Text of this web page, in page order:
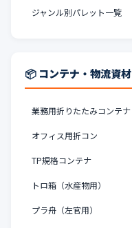
ジャンル別パレット一覧
📦 コンテナ・物流資材
業務用折りたたみコンテナ
オフィス用折コン
TP規格コンテナ
トロ箱（水産物用）
プラ舟（左官用）